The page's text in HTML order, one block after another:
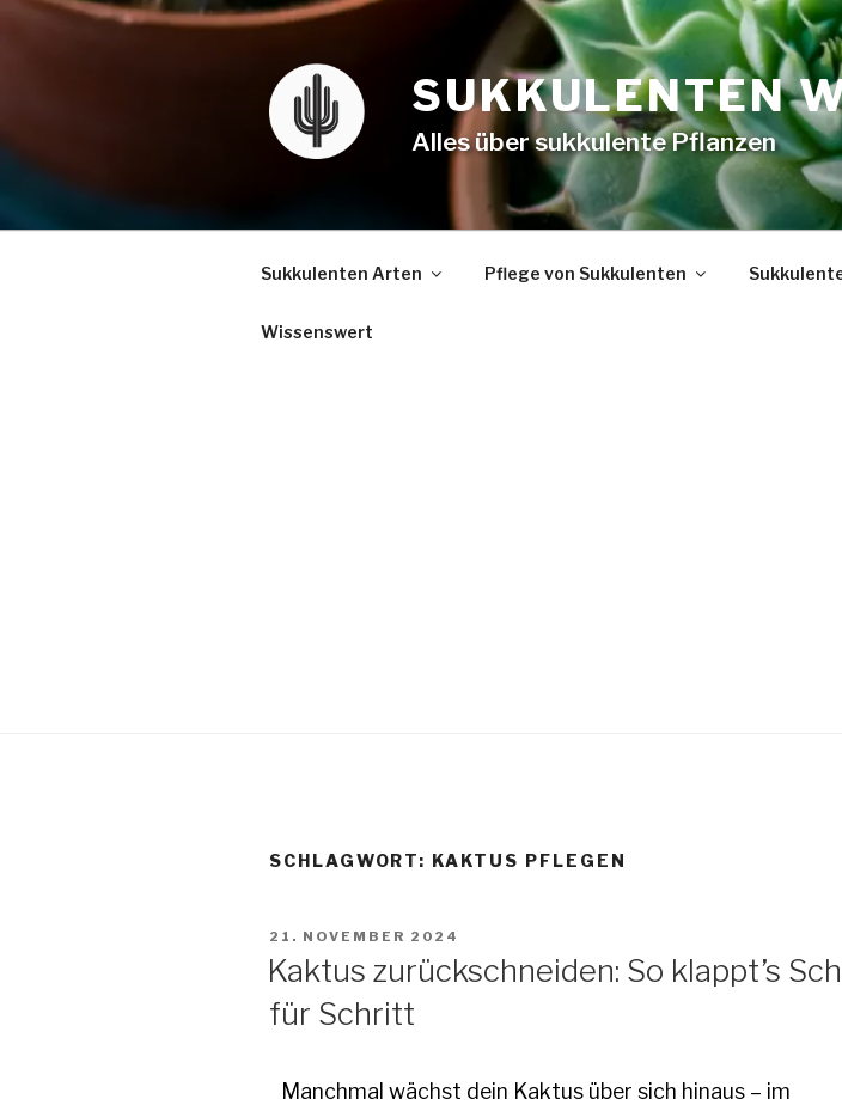
SUKKULENTEN
Alles über sukkulente Pflanzen
Sukkulenten Arten Pflege von Sukkulenten
Wissenswert
SCHLAGWORT: KAKTUS PFLEGEN
21. NOVEMBER 2024
Kaktus zurückschneiden: So klappt’s
für Schritt
Manchmal wächst dein Kaktus über sich hinaus – im